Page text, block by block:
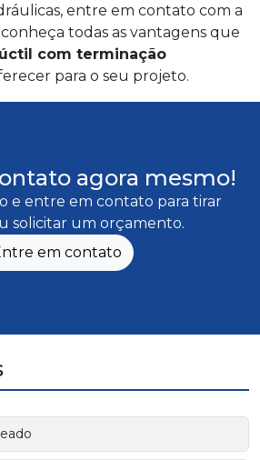
entre em contato com a
todas as vantagens que
com terminação
para o seu projeto.
agora mesmo!
e entre em contato para tirar
solicitar um orçamento.
em contato